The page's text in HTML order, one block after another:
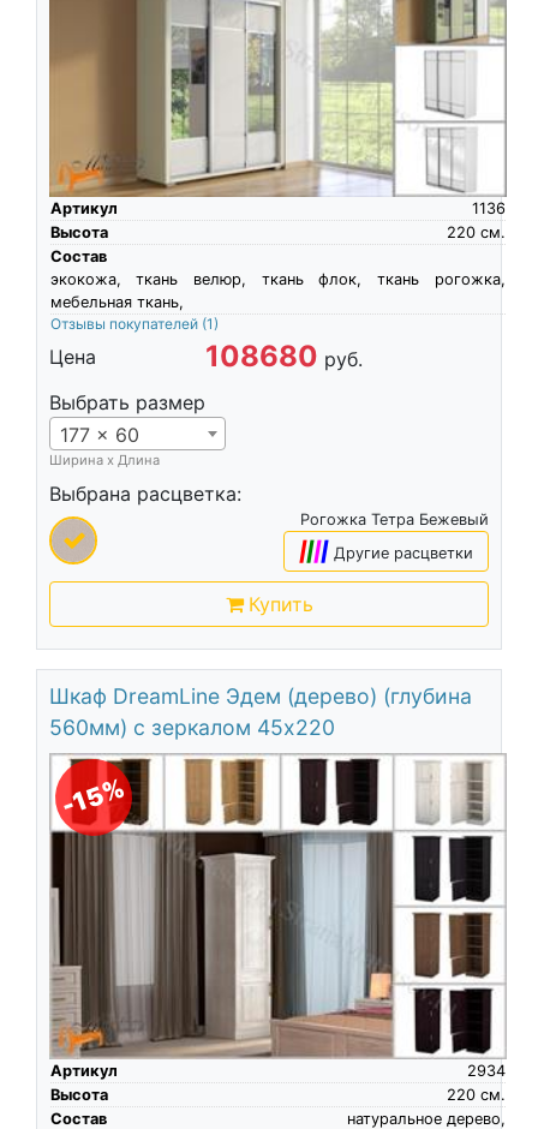
Артикул
1136
Высота
см.
220
Состав
экокожа, ткань велюр, ткань флок, ткань рогожка,
мебельная ткань,
Отзывы покупателей (1)
Цена 108680 руб.
Выбрать размер
177 x 60
Ширина х Длина
Выбрана расцветка:
Рогожка Тетра Бежевый
|||| Другие расцветки
Купить
Шкаф DreamLine Эдем (дерево) (глубина
560мм) с зеркалом 45х220
-15%
Артикул
2934
Высота
см.
220
Состав
натуральное дерево,